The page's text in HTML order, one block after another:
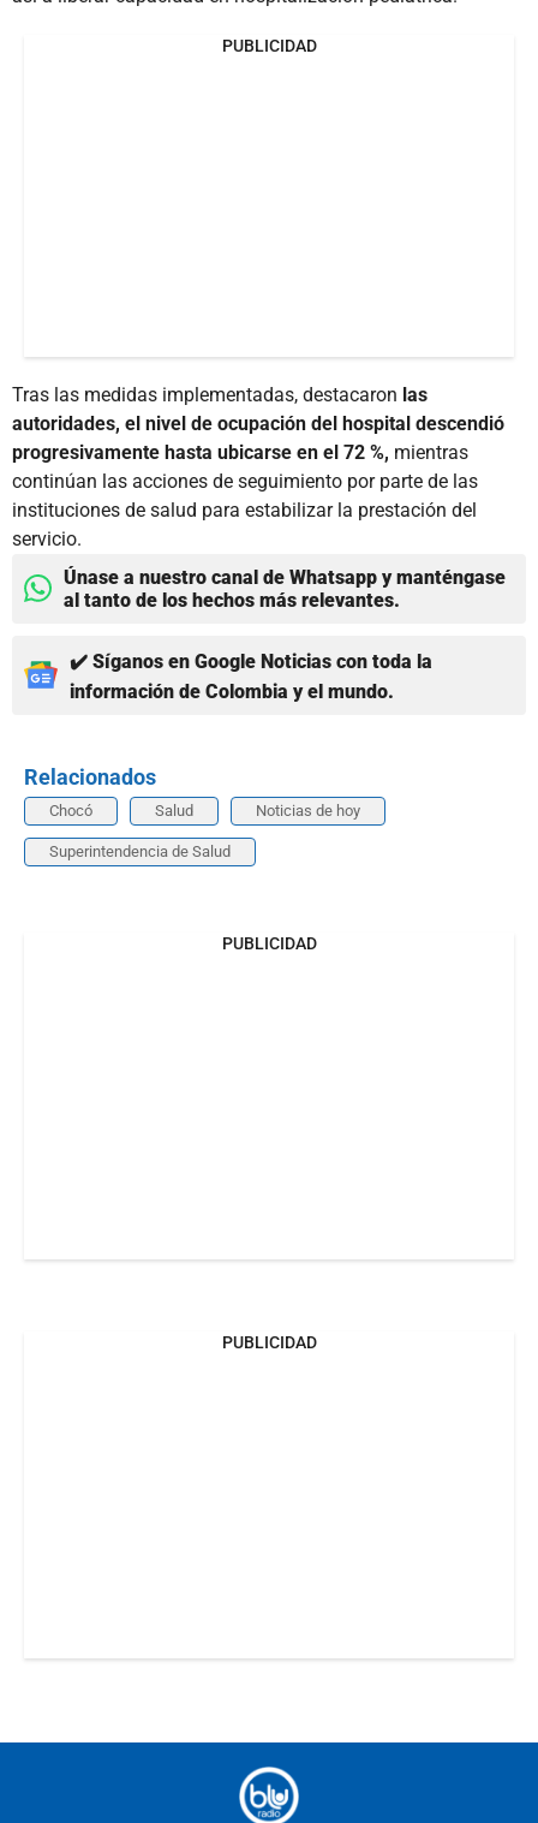
PUBLICIDAD
Tras las medidas implementadas, destacaron las
autoridades, el nivel de ocupación del hospital descendió
progresivamente hasta ubicarse en el 72 %, mientras
continúan las acciones de seguimiento por parte de las
instituciones de salud para estabilizar la prestación del
servicio.
Únase a nuestro canal de Whatsapp y manténgase
al tanto de los hechos más relevantes.
✔️ Síganos en Google Noticias con toda la
información de Colombia y el mundo.
Relacionados
Chocó Salud Noticias de hoy
Superintendencia de Salud
PUBLICIDAD
PUBLICIDAD